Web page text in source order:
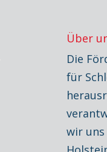
Über
Die
für
wir uns